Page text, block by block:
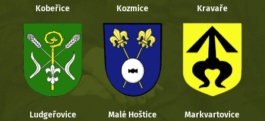
Kobeřice Kozmice Kravaře
Ludgeřovice Malé Hoštice Markvartovice